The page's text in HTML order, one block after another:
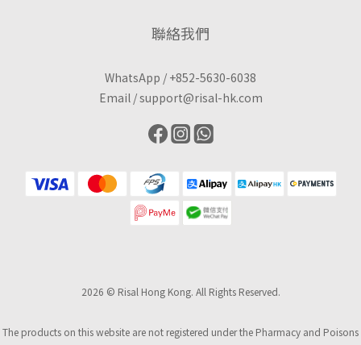
聯絡我們
WhatsApp / +852-5630-6038
Email /support@risal-hk.com
2026 © Risal Hong Kong. All Rights Reserved.
The products on this website are not registered under the Pharmacy and Poisons